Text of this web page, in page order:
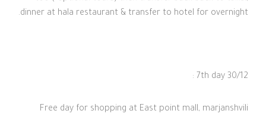
dinner at hala restaurant & transfer to hotel for overnight.
7th day 30/12 :
Free day for shopping at East point mall, marjanshvili